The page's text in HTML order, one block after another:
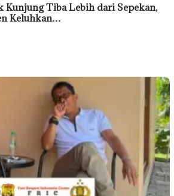
Kunjung Tiba Lebih dari Sepekan,
Keluhkan…